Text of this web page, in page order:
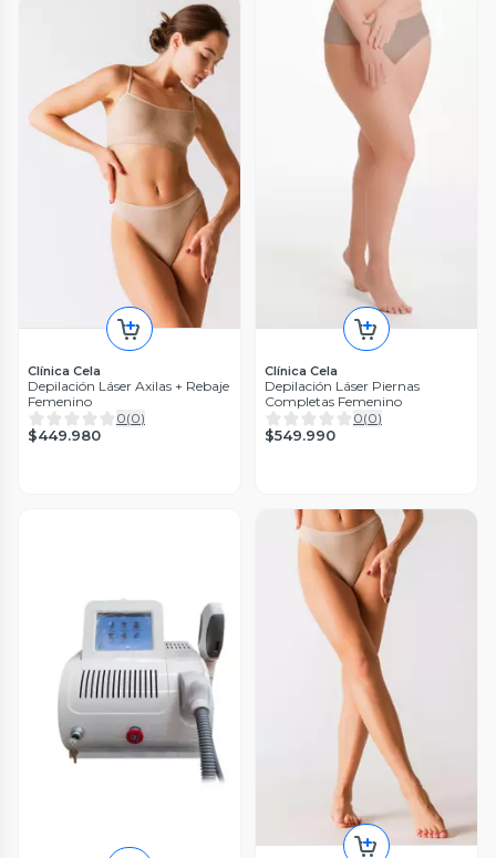
Clínica Cela
Depilación Láser Axilas + Rebaje
Femenino
0(0)
$449.980
Clínica Cela
Depilación Láser Piernas
Completas Femenino
0(0)
$549.990